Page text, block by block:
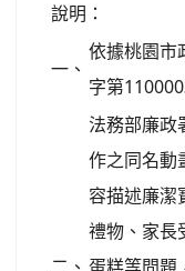
說明：
一、
依據桃園市
字第
法務部廉政
作之同名動
容描述廉潔
禮物、家長